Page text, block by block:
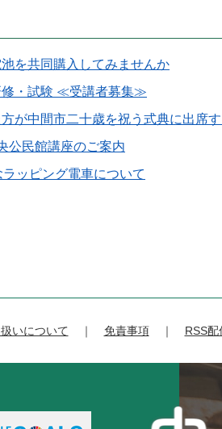
を共同購入してみませんか
修・試験 ≪受講者募集≫
が中間市二十歳を祝う式典に出席
公民館講座のご案内
ッピング電車について
いについて 免責事項 RSS配